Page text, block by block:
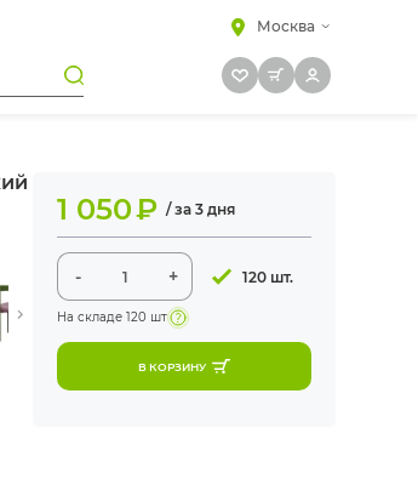
Москва
1 050₽ / за 3 дня
- + 120 шт.
На складе 120 шт
В КОРЗИНУ